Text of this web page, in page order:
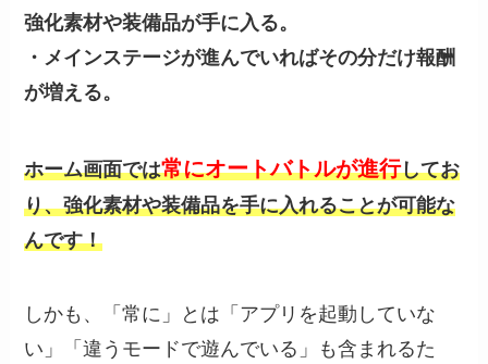
強化素材や装備品が手に入る。
・メインステージが進んでいればその分だけ報酬
が増える。
ホーム画面では常にオートバトルが進行してお
り、強化素材や装備品を手に入れることが可能な
んです！
しかも、「常に」とは「アプリを起動していな
い」「違うモードで遊んでいる」も含まれるた